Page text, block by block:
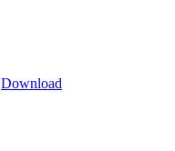
Download